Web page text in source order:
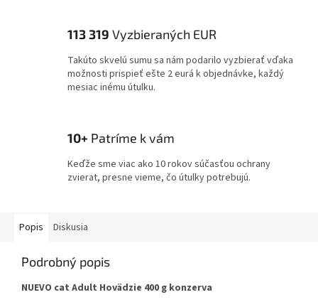
113 319 Vyzbieraných EUR
Takúto skvelú sumu sa nám podarilo vyzbierať vďaka
možnosti prispieť ešte 2 eurá k objednávke, každý
mesiac inému útulku.
10+ Patríme k vám
Keďže sme viac ako 10 rokov súčasťou ochrany
zvierat, presne vieme, čo útulky potrebujú.
Popis Diskusia
Podrobný popis
NUEVO cat Adult Hovädzie 400 g konzerva